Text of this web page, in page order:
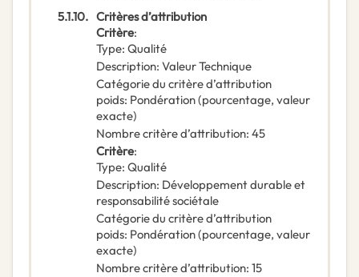
5.1.10. Critères d’attribution
Critère:
Type: Qualité
Description: Valeur Technique
Catégorie du critère d’attribution
poids: Pondération (pourcentage, valeur
exacte)
Nombre critère d’attribution: 45
Critère:
Type: Qualité
Description: Développement durable et
responsabilité sociétale
Catégorie du critère d’attribution
poids: Pondération (pourcentage, valeur
exacte)
Nombre critère d’attribution: 15